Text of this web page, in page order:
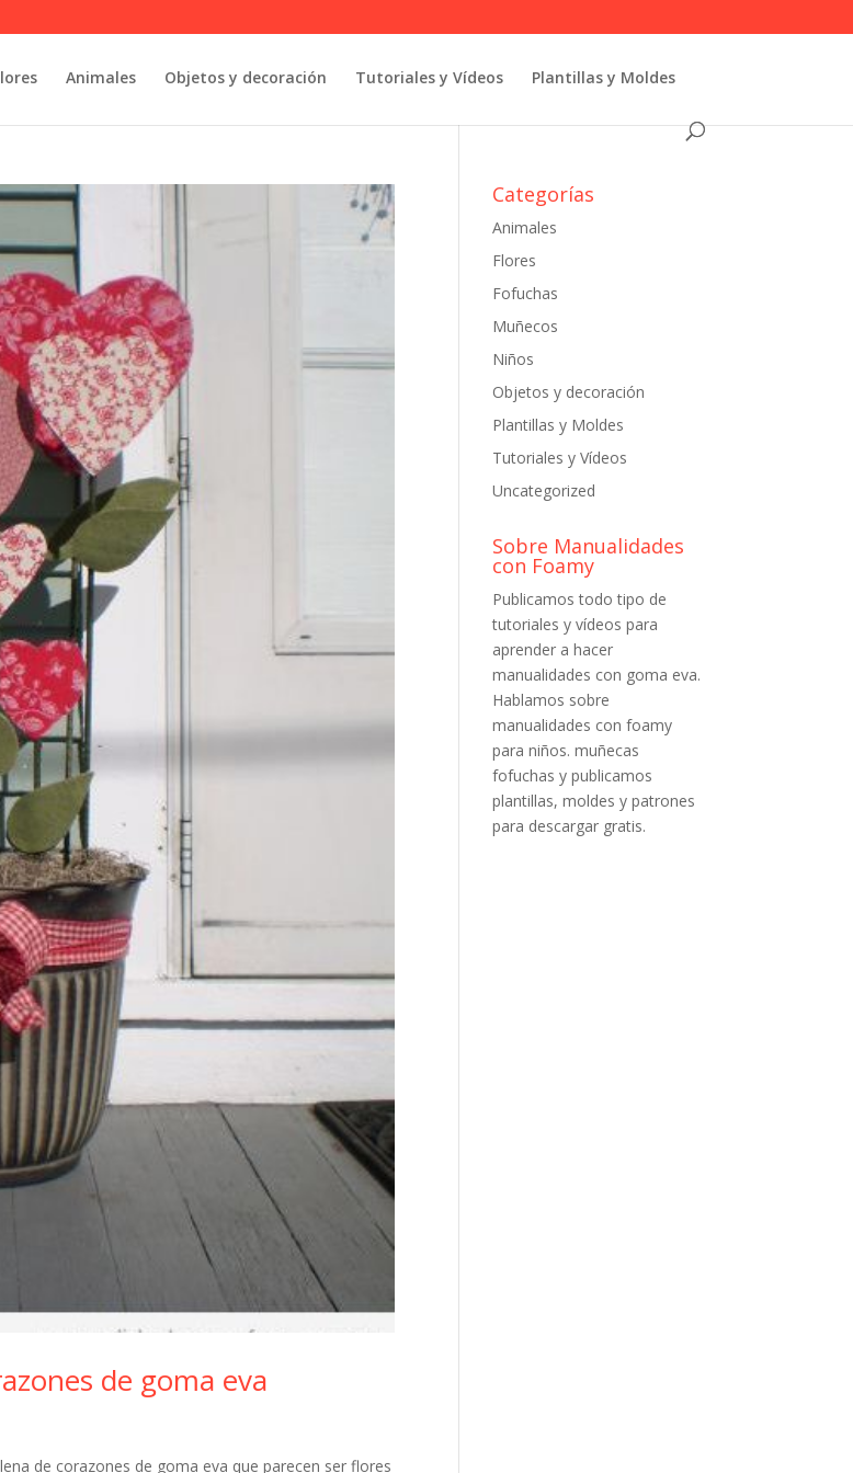
Animales Objetos y decoración Tutoriales y Vídeos Plantillas y Moldes
de goma eva
de corazones de goma eva que parecen ser flores
Categorías
Animales
Flores
Fofuchas
Muñecos
Niños
Objetos y decoración
Plantillas y Moldes
Tutoriales y Vídeos
Uncategorized
Sobre Manualidades
con Foamy
Publicamos todo tipo de
tutoriales y vídeos para
aprender a hacer
manualidades con goma eva.
Hablamos sobre
manualidades con foamy
para niños. muñecas
fofuchas y publicamos
plantillas, moldes y patrones
para descargar gratis.